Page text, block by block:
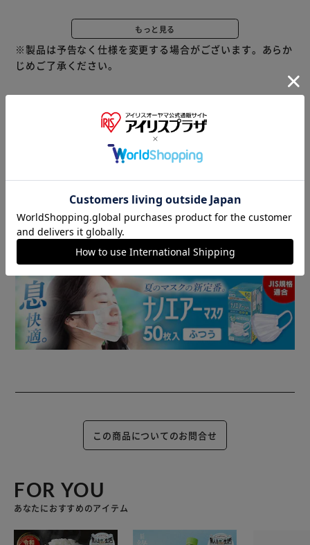
もっと見る
※製品は予告なく仕様を変更する場合がございます。あらか
じめご了承ください。
▼ 食品・飲料おすすめ ▼
この商品についてのお問合せ
FOR YOU
あなたにおすすめのアイテム